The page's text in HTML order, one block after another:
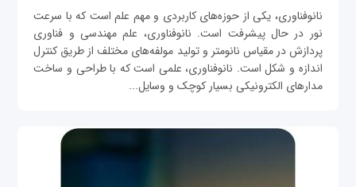
نانوفناوری، یکی از حوزه‌های کاربردی و مهم علم است که با سرعت
نور در حال پیشرفت است. نانوفناوری، علم مهندسی و فناوری
پردازش در مقیاس نانومتر و تولید مولفه‌های مختلف از طریق کنترل
اندازه و شکل است. نانوفناوری، علمی است که با طراحی و ساخت
مدارهای الکترونیکی بسیار کوچک و وسایل...